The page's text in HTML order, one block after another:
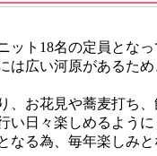
ト18名の定員となっ
は広い河原があるた
、お花見や蕎麦打ち
日々楽しめるように
る為、毎年楽しみと